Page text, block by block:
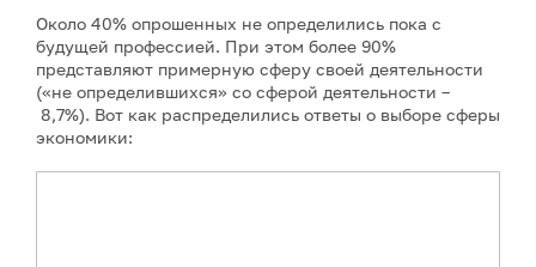
Около 40% опрошенных не определились пока с
будущей профессией. При этом более 90%
представляют примерную сферу своей деятельности
(«не определившихся» со сферой деятельности –
8,7%). Вот как распределились ответы о выборе сферы
экономики: